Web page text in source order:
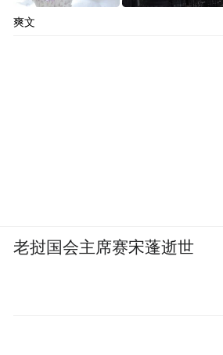
爽文
老挝国会主席赛宋蓬逝世